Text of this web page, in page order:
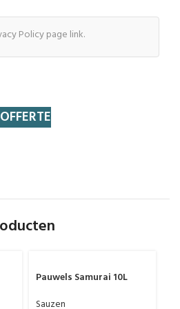
Policy page link.
Pauwels Samurai 10L
Sauzen